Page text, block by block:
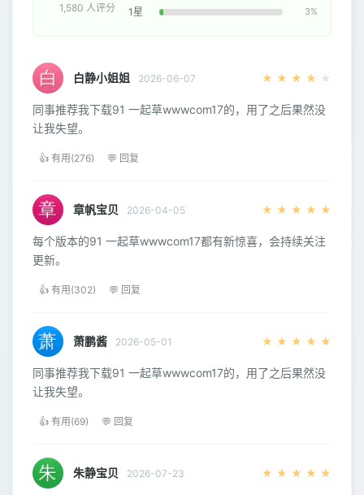
1,580 人评分 1星 3%
白静小姐姐 2026-06-07 ★ ★ ★ ★ ★
同事推荐我下载91 一起草wwwcom17的，用了之后果然没
让我失望。
👍 有用(276) 💬 回复
章帆宝贝 2026-04-05 ★ ★ ★ ★ ★
每个版本的91 一起草wwwcom17都有新惊喜，会持续关注
更新。
👍 有用(302) 💬 回复
萧鹏酱 2026-05-01 ★ ★ ★ ★ ★
同事推荐我下载91 一起草wwwcom17的，用了之后果然没
让我失望。
👍 有用(69) 💬 回复
朱静宝贝 2026-07-23 ★ ★ ★ ★ ★